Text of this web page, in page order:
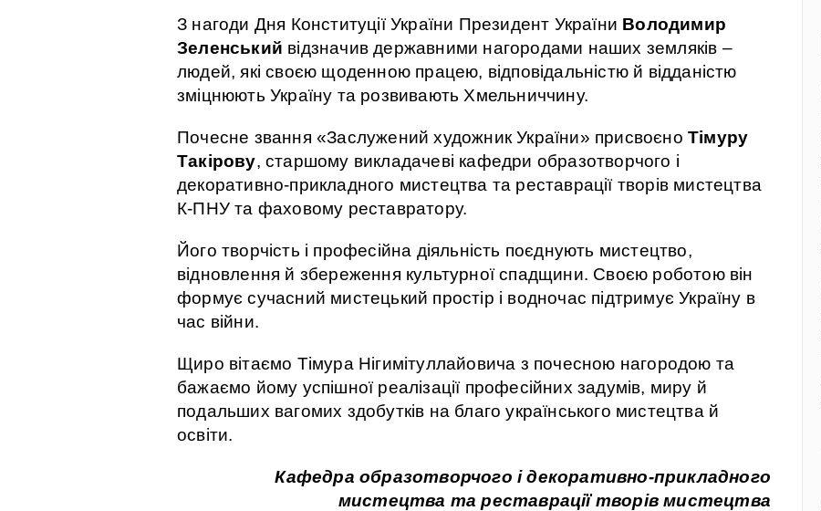
З нагоди Дня Конституції України Президент України Володимир
Зеленський відзначив державними нагородами наших земляків –
людей, які своєю щоденною працею, відповідальністю й відданістю
зміцнюють Україну та розвивають Хмельниччину.
Почесне звання «Заслужений художник України» присвоєно Тімуру
Такірову, старшому викладачеві кафедри образотворчого і
декоративно-прикладного мистецтва та реставрації творів мистецтва
К-ПНУ та фаховому реставратору.
Його творчість і професійна діяльність поєднують мистецтво,
відновлення й збереження культурної спадщини. Своєю роботою він
формує сучасний мистецький простір і водночас підтримує Україну в
час війни.
Щиро вітаємо Тімура Нігимітуллайовича з почесною нагородою та
бажаємо йому успішної реалізації професійних задумів, миру й
подальших вагомих здобутків на благо українського мистецтва й
освіти.
Кафедра образотворчого і декоративно-прикладного
мистецтва та реставрації творів мистецтва